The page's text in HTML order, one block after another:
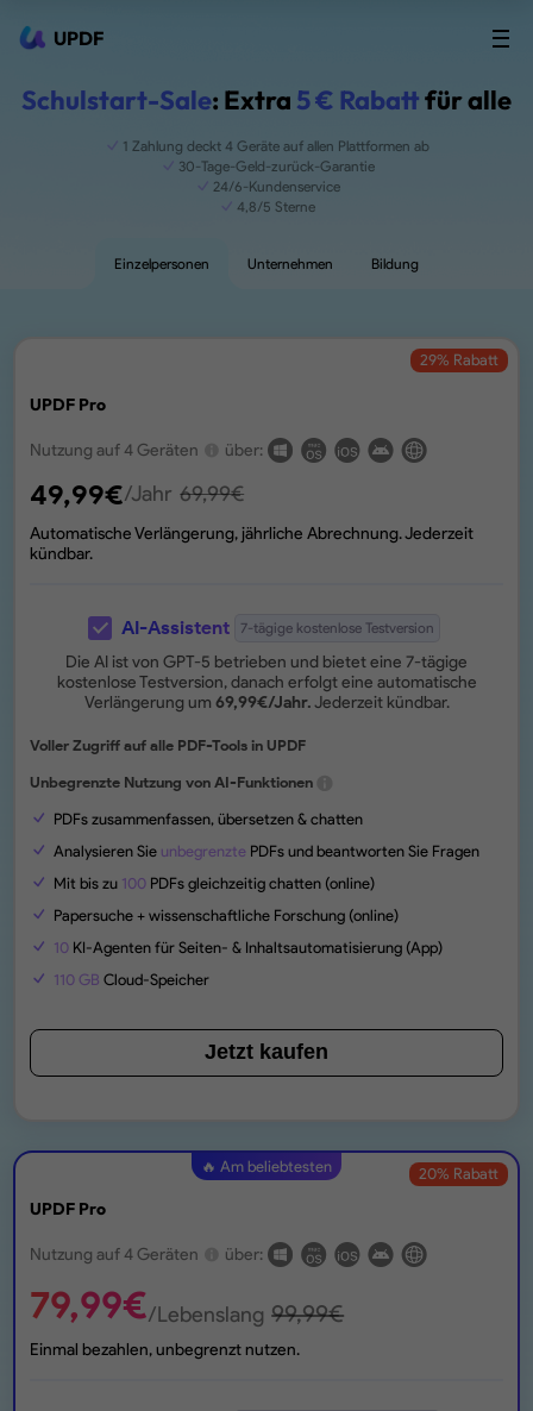
UPDF
Schulstart-Sale: Extra 5 € Rabattfür alle
1 Zahlung deckt 4 Geräte auf allen Plattformen ab
30-Tage-Geld-zurück-Garantie
24/6-Kundenservice
4,8/5 Sterne
Einzelpersonen Unternehmen Bildung
UPDF Pro
29% Rabatt
Nutzung auf 4 Geräten über:
49,99€/Jahr 69,99€
Automatische Verlängerung, jährliche Abrechnung. Jederzeit
kündbar.
AI-Assistent 7-tägige kostenlose Testversion
Die AI ist von GPT-5 betrieben und bietet eine 7-tägige
kostenlose Testversion, danach erfolgt eine automatische
Verlängerung um 69,99€/Jahr.Jederzeit kündbar.
Voller Zugriff auf alle PDF-Tools in UPDF
Unbegrenzte Nutzung von AI-Funktionen
PDFs zusammenfassen, übersetzen & chatten
Analysieren Sie unbegrenzte PDFs und beantworten Sie Fragen
Mit bis zu 100 PDFs gleichzeitig chatten (online)
Papersuche + wissenschaftliche Forschung (online)
10 KI-Agenten für Seiten- & Inhaltsautomatisierung (App)
110 GB Cloud-Speicher
Jetzt kaufen
🔥 Am beliebtesten
UPDF Pro
20% Rabatt
Nutzung auf 4 Geräten über:
79,99€/Lebenslang 99,99€
Einmal bezahlen, unbegrenzt nutzen.